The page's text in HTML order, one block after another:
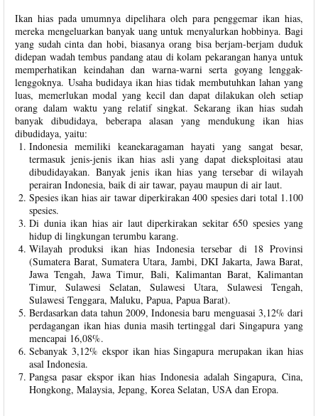
Ikan hias pada umumnya dipelihara oleh para penggemar ikan hias,
mereka mengeluarkan banyak uang untuk menyalurkan hobbinya. Bagi
yang sudah cinta dan hobi, biasanya orang bisa berjam-berjam duduk
didepan wadah tembus pandang atau di kolam pekarangan hanya untuk
memperhatikan keindahan dan warna-warni serta goyang lenggak-
lenggoknya. Usaha budidaya ikan hias tidak membutuhkan lahan yang
luas, memerlukan modal yang kecil dan dapat dilakukan oleh setiap
orang dalam waktu yang relatif singkat. Sekarang ikan hias sudah
banyak dibudidaya, beberapa alasan yang mendukung ikan hias
dibudidaya, yaitu:
Indonesia memiliki keanekaragaman hayati yang sangat besar,
termasuk jenis-jenis ikan hias asli yang dapat dieksploitasi atau
dibudidayakan. Banyak jenis ikan hias yang tersebar di wilayah
perairan Indonesia, baik di air tawar, payau maupun di air laut.
Spesies ikan hias air tawar diperkirakan 400 spesies dari total 1.100
spesies.
Di dunia ikan hias air laut diperkirakan sekitar 650 spesies yang
hidup di lingkungan terumbu karang.
Wilayah produksi ikan hias Indonesia tersebar di 18 Provinsi
(Sumatera Barat, Sumatera Utara, Jambi, DKI Jakarta, Jawa Barat,
Jawa Tengah, Jawa Timur, Bali, Kalimantan Barat, Kalimantan
Timur, Sulawesi Selatan, Sulawesi Utara, Sulawesi Tengah,
Sulawesi Tenggara, Maluku, Papua, Papua Barat).
Berdasarkan data tahun 2009, Indonesia baru menguasai 3,12% dari
perdagangan ikan hias dunia masih tertinggal dari Singapura yang
mencapai 16,08%.
Sebanyak 3,12% ekspor ikan hias Singapura merupakan ikan hias
asal Indonesia.
Pangsa pasar ekspor ikan hias Indonesia adalah Singapura, Cina,
Hongkong, Malaysia, Jepang, Korea Selatan, USA dan Eropa.